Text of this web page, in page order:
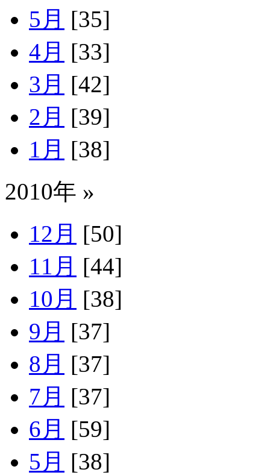
5月 [35]
4月 [33]
3月 [42]
2月 [39]
1月 [38]
2010年 »
12月 [50]
11月 [44]
10月 [38]
9月 [37]
8月 [37]
7月 [37]
6月 [59]
5月 [38]